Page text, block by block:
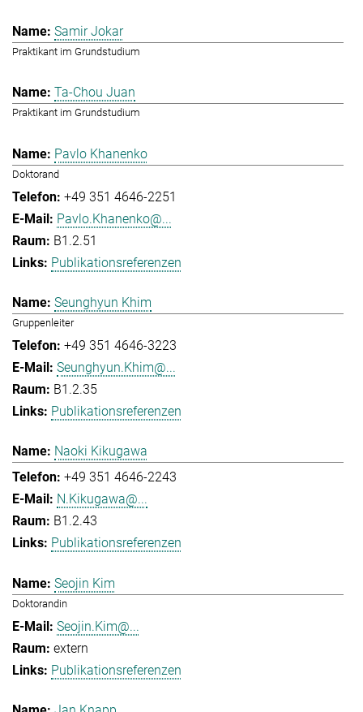
Samir Jokar
Praktikant im Grundstudium
Ta-Chou Juan
Praktikant im Grundstudium
Pavlo Khanenko
Doktorand
+49 351 4646-2251
Pavlo.Khanenko@...
B1.2.51
Publikationsreferenzen
Seunghyun Khim
Gruppenleiter
+49 351 4646-3223
Seunghyun.Khim@...
B1.2.35
Publikationsreferenzen
Naoki Kikugawa
+49 351 4646-2243
N.Kikugawa@...
B1.2.43
Publikationsreferenzen
Seojin Kim
Doktorandin
Seojin.Kim@...
extern
Publikationsreferenzen